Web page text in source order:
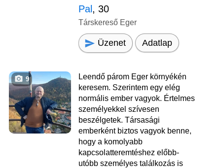
Pal , 30
Társkereső Eger
Üzenet Adatlap
9
Leendő párom Eger környékén
keresem. Szerintem egy elég
normális ember vagyok. Értelmes
személyekkel szívesen
beszélgetek. Társasági
emberként biztos vagyok benne,
hogy a komolyabb
kapcsolatteremtéshez előbb-
utóbb személyes találkozás is